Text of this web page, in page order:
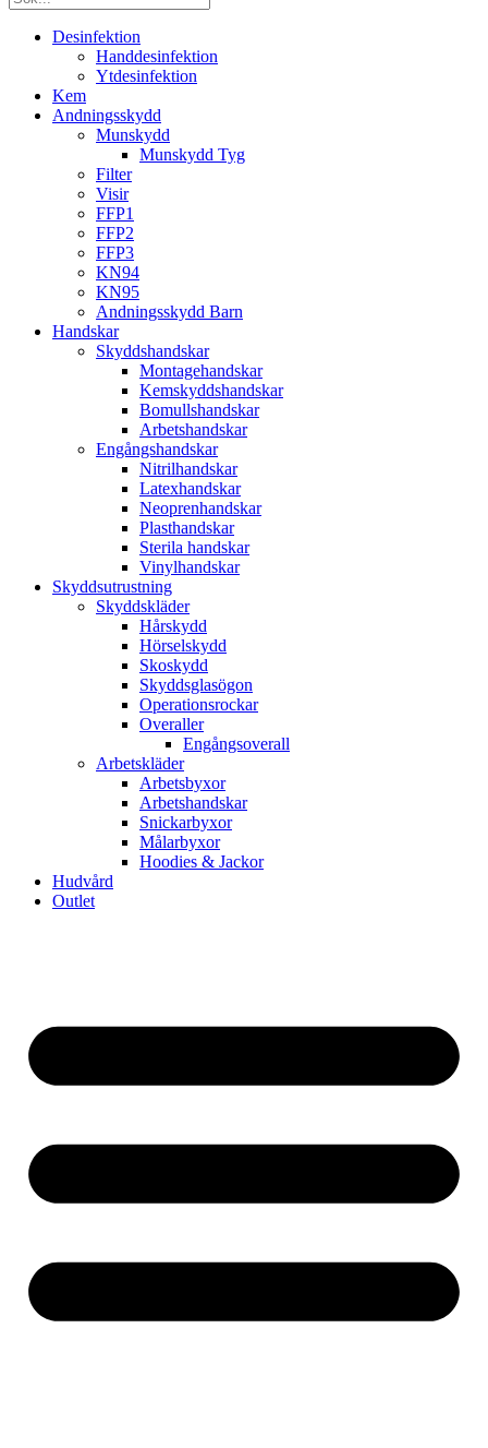
Desinfektion
Handdesinfektion
Ytdesinfektion
Kem
Andningsskydd
Munskydd
Munskydd Tyg
Filter
Visir
FFP1
FFP2
FFP3
KN94
KN95
Andningsskydd Barn
Handskar
Skyddshandskar
Montagehandskar
Kemskyddshandskar
Bomullshandskar
Arbetshandskar
Engångshandskar
Nitrilhandskar
Latexhandskar
Neoprenhandskar
Plasthandskar
Sterila handskar
Vinylhandskar
Skyddsutrustning
Skyddskläder
Hårskydd
Hörselskydd
Skoskydd
Skyddsglasögon
Operationsrockar
Overaller
Engångsoverall
Arbetskläder
Arbetsbyxor
Arbetshandskar
Snickarbyxor
Målarbyxor
Hoodies & Jackor
Hudvård
Outlet